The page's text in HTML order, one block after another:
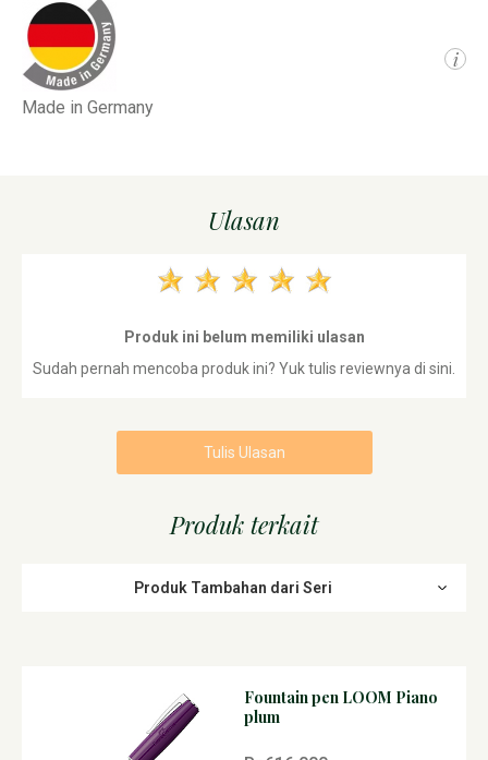
Made in Germany
i
Ulasan
Produk ini belum memiliki ulasan
Sudah pernah mencoba produk ini? Yuk tulis reviewnya di sini.
Tulis Ulasan
Produk terkait
Produk Tambahan dari Seri
Fountain pen LOOM Piano
plum